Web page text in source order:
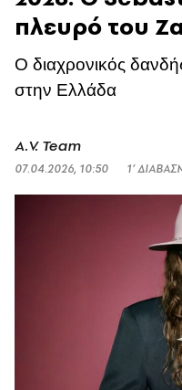
πλευρό του
O διαχρονικός
στην Ελλάδα
A.V. Team
07.04.2026, 10:50 1’